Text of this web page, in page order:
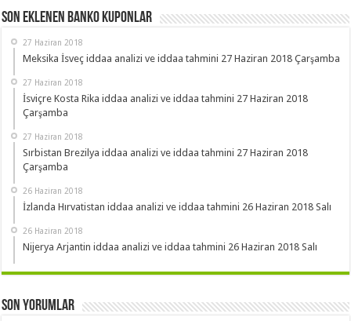
Son Eklenen Banko Kuponlar
27 Haziran 2018
Meksika İsveç iddaa analizi ve iddaa tahmini 27 Haziran 2018 Çarşamba
27 Haziran 2018
İsviçre Kosta Rika iddaa analizi ve iddaa tahmini 27 Haziran 2018
Çarşamba
27 Haziran 2018
Sırbistan Brezilya iddaa analizi ve iddaa tahmini 27 Haziran 2018
Çarşamba
26 Haziran 2018
İzlanda Hırvatistan iddaa analizi ve iddaa tahmini 26 Haziran 2018 Salı
26 Haziran 2018
Nijerya Arjantin iddaa analizi ve iddaa tahmini 26 Haziran 2018 Salı
Son Yorumlar